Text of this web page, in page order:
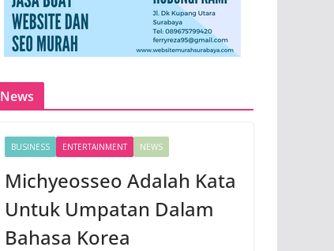
News
BUSINESS ENTERTAINMENT NEWS
Michyeosseo Adalah Kata
Untuk Umpatan Dalam
Bahasa Korea